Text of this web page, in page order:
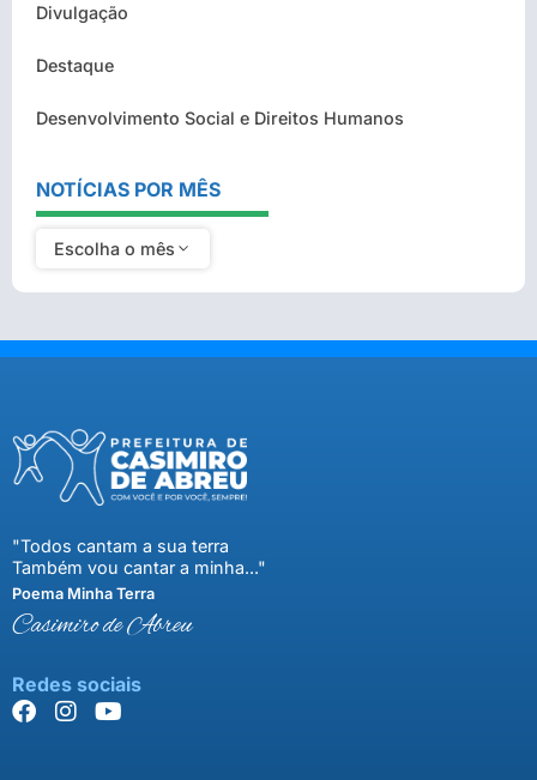
Divulgação
Destaque
Desenvolvimento Social e Direitos Humanos
NOTÍCIAS POR MÊS
Escolha o mês
"Todos cantam a sua terra
Também vou cantar a minha..."
Poema Minha Terra
Casimiro de Abreu
Redes sociais